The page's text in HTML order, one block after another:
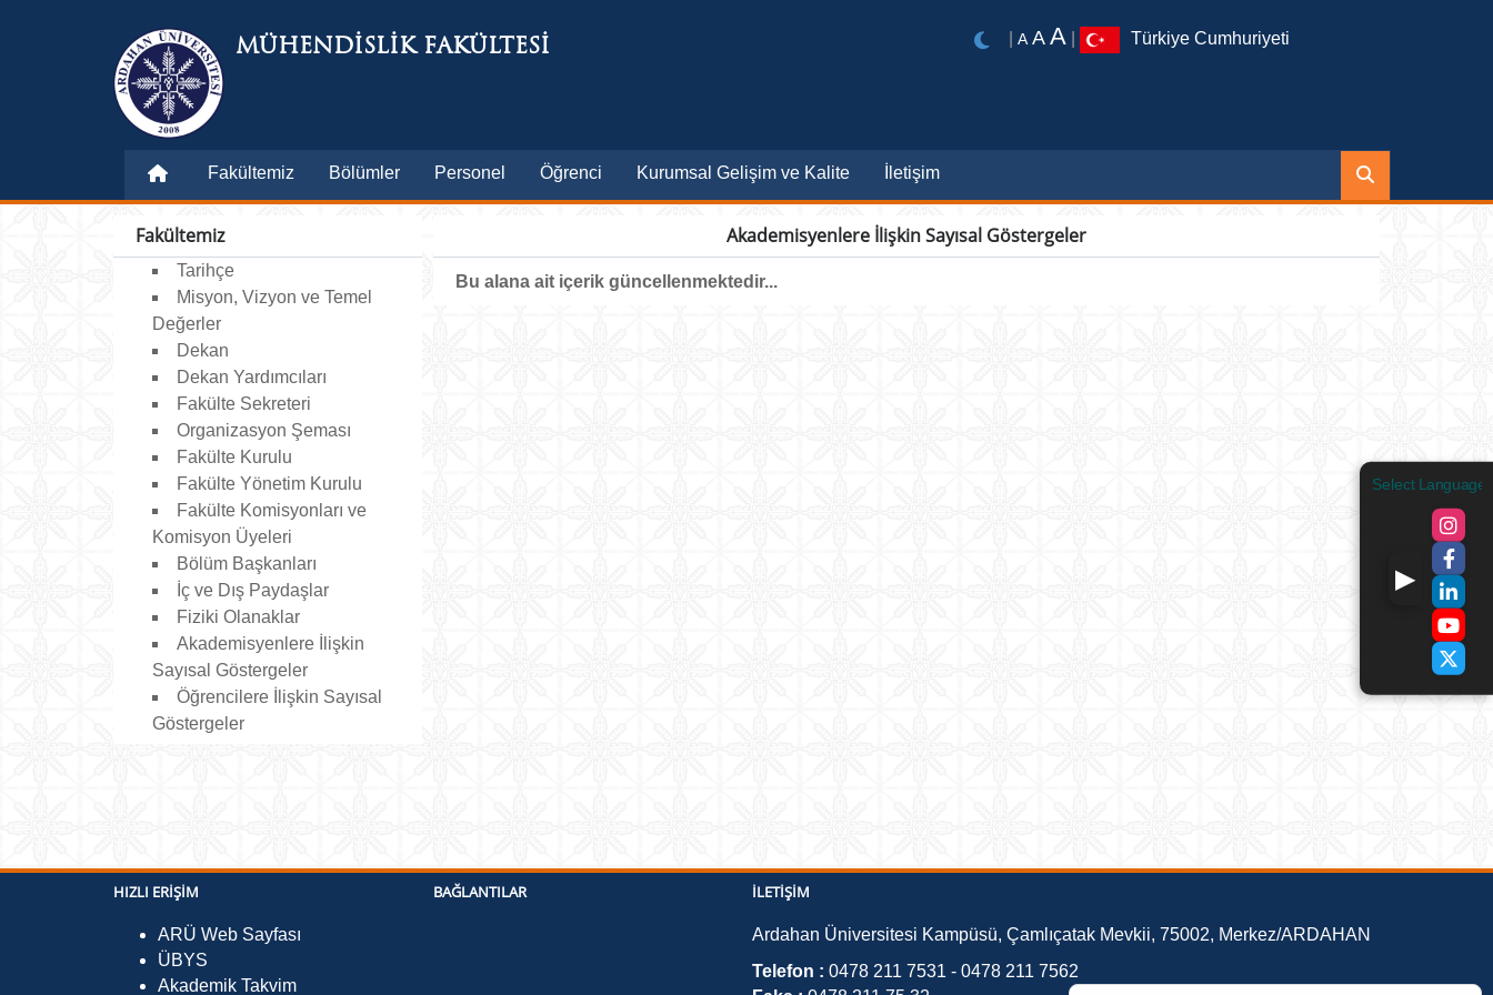
MÜHENDİSLİK FAKÜLTESİ A A A Türkiye Cumhuriyeti
Fakültemiz Bölümler Personel Öğrenci Kurumsal Gelişim ve Kalite İletişim
Fakültemiz
Tarihçe
Misyon, Vizyon ve Temel
Değerler
Dekan
Dekan Yardımcıları
Fakülte Sekreteri
Organizasyon Şeması
Fakülte Kurulu
Fakülte Yönetim Kurulu
Fakülte Komisyonları ve
Komisyon Üyeleri
Bölüm Başkanları
İç ve Dış Paydaşlar
Fiziki Olanaklar
Akademisyenlere İlişkin
Sayısal Göstergeler
Öğrencilere İlişkin Sayısal
Göstergeler
Akademisyenlere İlişkin Sayısal Göstergeler
Bu alana ait içerik güncellenmektedir...
Select Language
HIZLI ERIŞIM
ARÜ Web Sayfası
ÜBYS
Akademik Takvim
BAĞLANTILAR İLETIŞIM
Ardahan Üniversitesi Kampüsü, Çamlıçatak Mevkii, 75002, Merkez/ARDAHAN
Telefon : 0478 211 7531 - 0478 211 7562